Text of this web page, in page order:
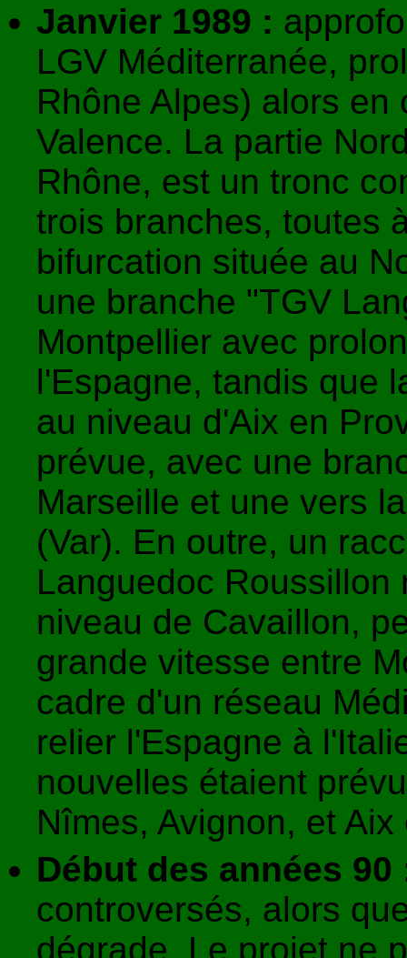
Janvier 1989 :
LGV Méditerranée,
Rhône Alpes) alors
Valence. La partie
Rhône, est un tronc
trois branches, toutes
bifurcation située au
une branche "TGV
Montpellier avec
l'Espagne, tandis que
au niveau d'Aix en
prévue, avec une
Marseille et une vers
(Var). En outre, un
Languedoc
niveau de Cavaillon,
grande vitesse entre
cadre d'un réseau
relier l'Espagne à
nouvelles étaient
Nîmes, Avignon, et
Début des années 90
controversés, alors
dégrade. Le projet ne